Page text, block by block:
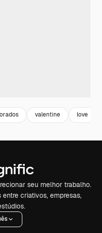
valentine love
seu melhor trabalho.
criativos, empresas,